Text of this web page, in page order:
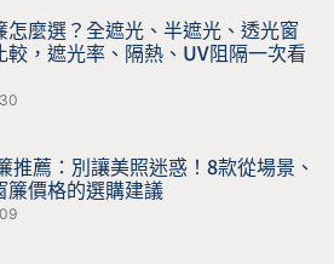
怎麼選？全遮光、半遮光、透光窗
較，遮光率、隔熱、UV阻隔一次看
推薦：別讓美照迷惑！8款從場景、
簾價格的選購建議